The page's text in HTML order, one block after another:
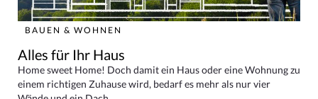
BAUEN & WOHNEN
Alles für Ihr Haus
Home sweet Home! Doch damit ein Haus oder eine Wohnung zu
einem richtigen Zuhause wird, bedarf es mehr als nur vier